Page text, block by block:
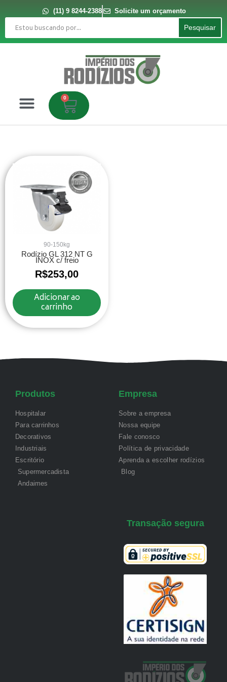
conteúdo
(11) 9 8244-2388
Solicite um orçamento
Pesquisar
Pesquisar
0
Carrinho
90-150kg
Rodízio GL 312 NT G
INOX c/ freio
R$253,00
Adicionar ao
carrinho
Produtos
Hospitalar
Para carrinhos
Decorativos
Industriais
Escritório
Supermercadista
Andaimes
Empresa
Sobre a empresa
Nossa equipe
Fale conosco
Política de privacidade
Aprenda a escolher rodízios
Blog
Transação segura